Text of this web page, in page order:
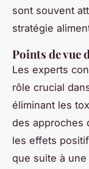
sont souvent
stratégie
Points de vue
Les experts
rôle crucial
éliminant les
des approches
les effets
que suite à